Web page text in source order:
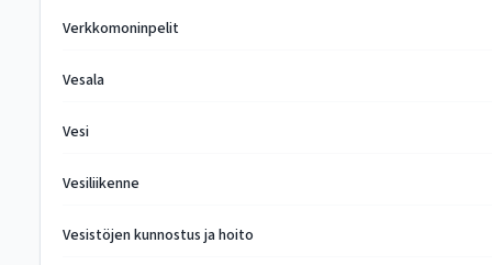
Verkkomoninpelit
Vesala
Vesi
Vesiliikenne
Vesistöjen kunnostus ja hoito